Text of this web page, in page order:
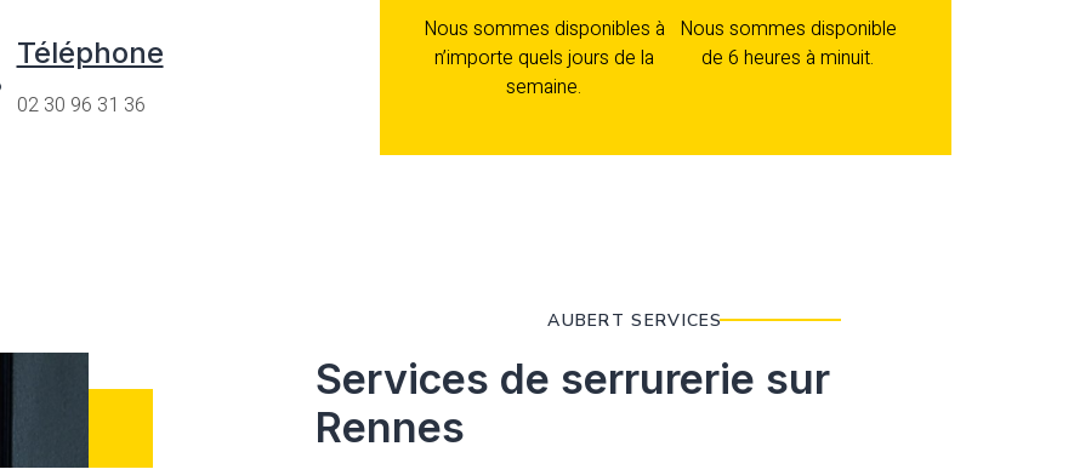
Téléphone
02 30 96 31 36
Nous sommes disponibles à
n’importe quels jours de la
semaine.
Nous sommes disponible
de 6 heures à minuit.
AUBERT SERVICES
Services de serrurerie sur
Rennes